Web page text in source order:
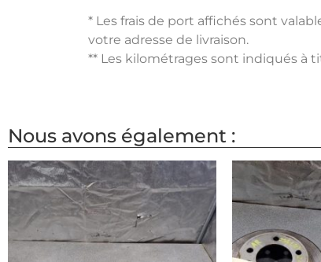
* Les frais de port affichés sont
votre adresse de livraison.
** Les kilométrages sont indiqués à
Nous avons également :